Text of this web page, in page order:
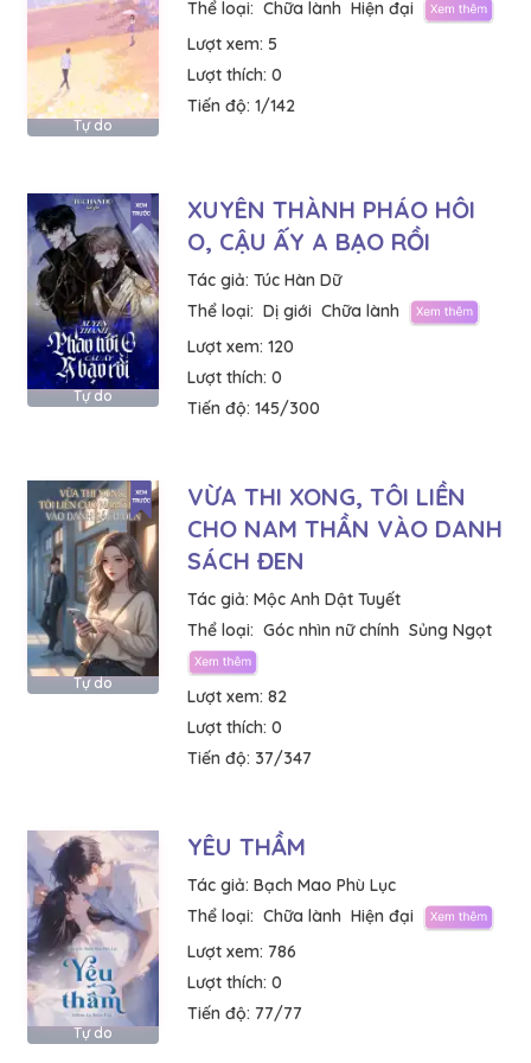
Tự do
Thể loại: Chữa lành Hiện đại
Lượt xem: 5
Lượt thích: 0
Tiến độ: 1/142
Tự do
XUYÊN THÀNH PHÁO HÔI
O, CẬU ẤY A BẠO RỒI
Tác giả: Túc Hàn Dữ
Thể loại: Dị giới Chữa lành
Lượt xem: 120
Lượt thích: 0
Tiến độ: 145/300
Tự do
VỪA THI XONG, TÔI LIỀN
CHO NAM THẦN VÀO DANH
SÁCH ĐEN
Tác giả: Mộc Anh Dật Tuyết
Thể loại: Góc nhìn nữ chính Sủng Ngọt
Lượt xem: 82
Lượt thích: 0
Tiến độ: 37/347
Tự do
YÊU THẦM
Tác giả: Bạch Mao Phù Lục
Thể loại: Chữa lành Hiện đại
Lượt xem: 786
Lượt thích: 0
Tiến độ: 77/77